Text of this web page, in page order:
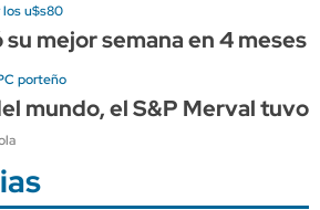
los u$s80
mejor semana en 4
porteño
mundo, el S&P Merval